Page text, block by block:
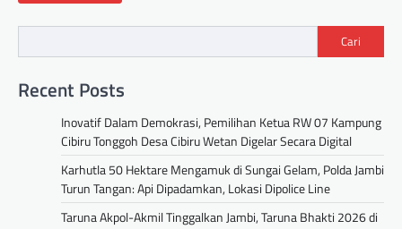
Cari
Recent Posts
Inovatif Dalam Demokrasi, Pemilihan Ketua RW 07 Kampung
Cibiru Tonggoh Desa Cibiru Wetan Digelar Secara Digital
Karhutla 50 Hektare Mengamuk di Sungai Gelam, Polda Jambi
Turun Tangan: Api Dipadamkan, Lokasi Dipolice Line
Taruna Akpol-Akmil Tinggalkan Jambi, Taruna Bhakti 2026 di